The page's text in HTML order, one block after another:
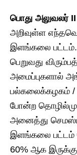
பொது அலுவலர் II
அறிவுள்ள
இளங்கலை பட்டம்.
பெறுவது
அமைப்புகளால்
பல்கலைக்கழகம் /
போன்ற
அனைத்து
இளங்கலை பட்டம்
60% ஆக